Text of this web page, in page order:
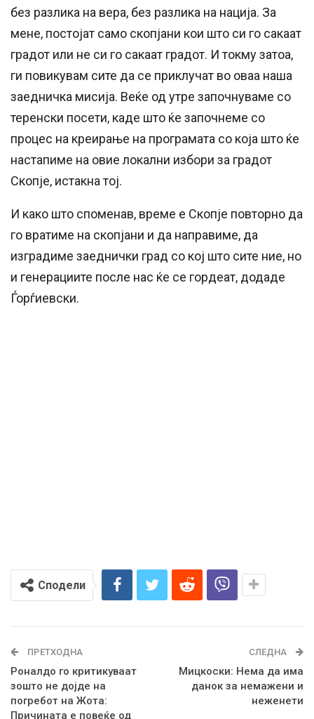
без разлика на вера, без разлика на нација. За
мене, постојат само скопјани кои што си го сакаат
градот или не си го сакаат градот. И токму затоа,
ги повикувам сите да се приклучат во оваа наша
заедничка мисија. Веќе од утре започнуваме со
теренски посети, каде што ќе започнеме со
процес на креирање на програмата со која што ќе
настапиме на овие локални избори за градот
Скопје, истакна тој.
И како што споменав, време е Скопје повторно да
го вратиме на скопјани и да направиме, да
изградиме заеднички град со кој што сите ние, но
и генерациите после нас ќе се гордеат, додаде
Ѓорѓиевски.
Сподели
ПРЕТХОДНА
Роналдо го критикуваат
зошто не дојде на
погребот на Жота:
Причината е повеќе од
СЛЕДНА
Мицкоски: Нема да има
данок за немажени и
неженети